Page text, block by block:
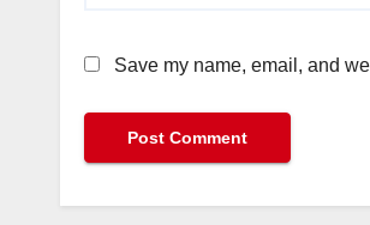
Save my name, email, and